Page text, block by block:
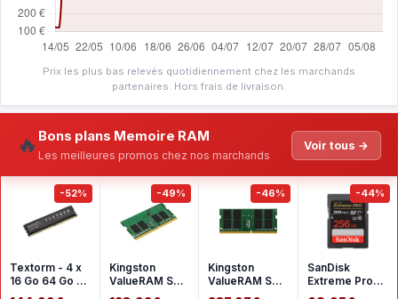
Prix les plus bas relevés quotidiennement chez les marchands
partenaires. Hors frais de livraison.
🔥 Bons plans Memoire RAM
Les meilleures promos chez nos marchands
Voir tous →
-52%
Textorm - 4 x
16 Go 64 Go -
DDR4 2666
-49%
Kingston
ValueRAM SO-
DIMM 16 Go
-46%
Kingston
ValueRAM SO-
DIMM 32 Go
-44%
SanDisk
Extreme Pro
SDHC UHS-I